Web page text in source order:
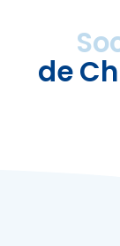
de